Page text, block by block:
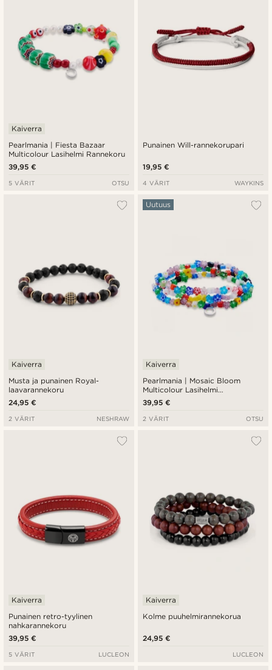
Pearlmania | Fiesta Bazaar
Multicolour Lasihelmi Rannekoru
Kaiverra
39,95 €
5 VÄRIT OTSU
Punainen Will-rannekorupari
19,95 €
4 VÄRIT WAYKINS
Musta ja punainen Royal-
laavarannekoru
Kaiverra
24,95 €
2 VÄRIT NESHRAW
Pearlmania | Mosaic Bloom
Multicolour Lasihelmi
Rannekorusetti
Uutuus
Kaiverra
39,95 €
2 VÄRIT OTSU
Punainen retro-tyylinen
nahkarannekoru
Kaiverra
39,95 €
5 VÄRIT LUCLEON
Kolme puuhelmirannekorua
Kaiverra
24,95 €
LUCLEON